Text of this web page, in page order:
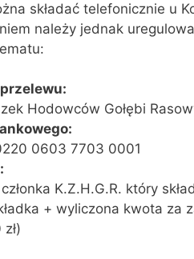
składać telefonicznie u
należy jednak
Hodowców Gołębi
0603 7703 0001
K.Z.H.G.R. który
+ wyliczona kwota